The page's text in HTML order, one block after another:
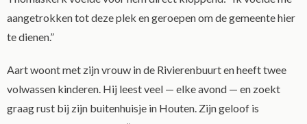
aangetrokken tot deze plek en geroepen om de gemeente hier
te dienen.”
Aart woont met zijn vrouw in de Rivierenbuurt en heeft twee
volwassen kinderen. Hij leest veel — elke avond — en zoekt
graag rust bij zijn buitenhuisje in Houten. Zijn geloof is